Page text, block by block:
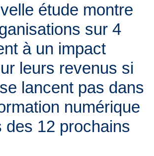
étude montre
sur 4
à un impact
leurs revenus si
lancent pas dans
numérique
des 12 prochains